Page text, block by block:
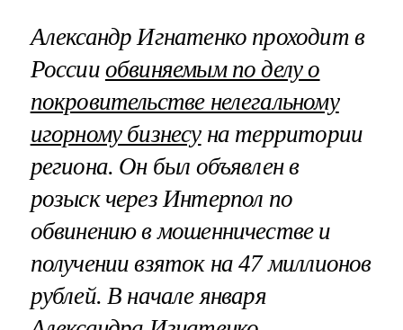
Александр Игнатенко проходит в
России обвиняемым по делу о
покровительстве нелегальному
игорному бизнесуна территории
региона. Он был объявлен в
розыск через Интерпол по
обвинению в мошенничестве и
получении взяток на 47 миллионов
рублей. В начале января